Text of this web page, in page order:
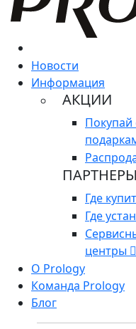
Новости
Информация
АКЦИИ
Покупай
ПАРТНЕРЫ
Где
Где
центры
О Prology
Команда Prology
Блог